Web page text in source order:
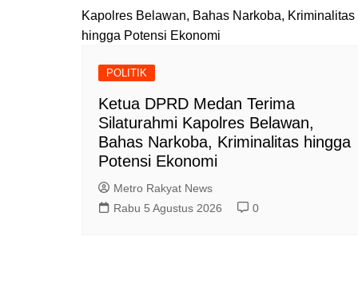
POLITIK
Ketua DPRD Medan Terima
Silaturahmi Kapolres Belawan,
Bahas Narkoba, Kriminalitas hingga
Potensi Ekonomi
Metro Rakyat News
Rabu 5 Agustus 2026
0